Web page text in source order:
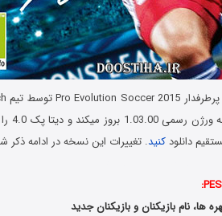
ها
دانلودکنید. تغییرات این نسخه در ادامه
نام بازیکنان و بازیکنان جدید